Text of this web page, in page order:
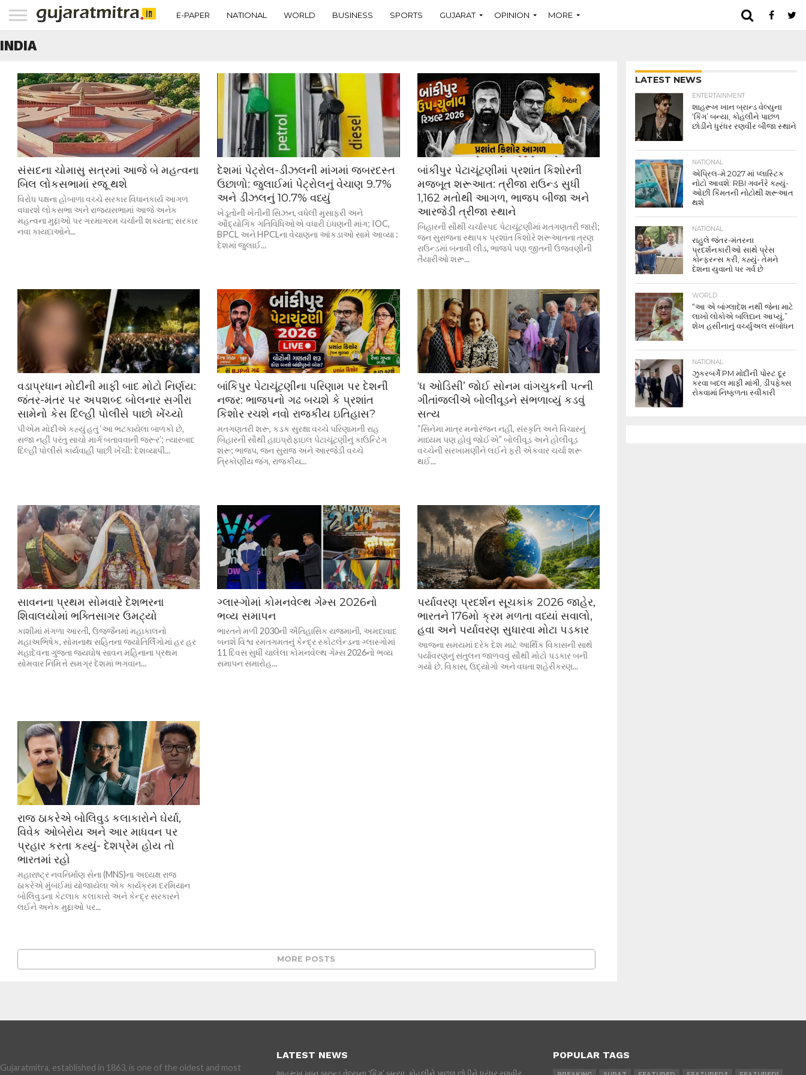
E-PAPER NATIONAL WORLD BUSINESS SPORTS GUJARAT OPINION MORE
INDIA
સંસદના ચોમાસુ સત્રમાં આજે બે મહત્વના
બિલ લોકસભામાં રજૂ થશે
વિરોધ પક્ષના હોબાળા વચ્ચે સરકાર વિધાનકાર્ય આગળ
વધારશે લોકસભા અને રાજ્યસભામાં આજે અનેક
મહત્વના મુદ્દાઓ પર ગરમાગરમ ચર્ચાની શક્યતા; સરકાર
નવા કાયદાઓને...
દેશમાં પેટ્રોલ-ડીઝલની માંગમાં જબરદસ્ત
ઉછાળો: જુલાઈમાં પેટ્રોલનું વેચાણ 9.7%
અને ડીઝલનું 10.7% વધ્યું
ખેડૂતોની ખેતીની સિઝન, વધેલી મુસાફરી અને
ઔદ્યોગિક ગતિવિધિઓએ વધારી ઇંધણની માંગ; IOC,
BPCL અને HPCLના વેચાણના આંકડાઓ સામે આવ્યા :
દેશમાં જુલાઈ...
બાંકીપુર પેટાચૂંટણીમાં પ્રશાંત કિશોરની
મજબૂત શરૂઆત: ત્રીજા રાઉન્ડ સુધી
1,162 મતોથી આગળ, ભાજપ બીજા અને
આરજેડી ત્રીજા સ્થાને
બિહારની સૌથી ચર્ચાસ્પદ પેટાચૂંટણીમાં મતગણતરી જારી;
જન સુરાજના સ્થાપક પ્રશાંત કિશોરે શરૂઆતના ત્રણ
રાઉન્ડમાં બનાવી લીડ, ભાજપે પણ જીતની ઉજવણીની
તૈયારીઓ શરૂ...
વડાપ્રધાન મોદીની માફી બાદ મોટો નિર્ણય:
જંતર-મંતર પર અપશબ્દ બોલનાર સગીરા
સામેનો કેસ દિલ્હી પોલીસે પાછો ખેંચ્યો
પીએમ મોદીએ કહ્યું હતું ‘આ ભટકાયેલા બાળકો છે,
સજા નહીં પરંતુ સાચો માર્ગ બતાવવાની જરૂર’; ત્યારબાદ
દિલ્હી પોલીસે કાર્યવાહી પાછી ખેંચી: દેશવ્યાપી...
બાંકિપુર પેટાચૂંટણીના પરિણામ પર દેશની
નજર: ભાજપનો ગઢ બચશે કે પ્રશાંત
કિશોર રચશે નવો રાજકીય ઇતિહાસ?
મતગણતરી શરૂ, કડક સુરક્ષા વચ્ચે પરિણામની રાહ
બિહારની સૌથી હાઇપ્રોફાઇલ પેટાચૂંટણીનું કાઉન્ટિંગ
શરૂ; ભાજપ, જન સુરાજ અને આરજેડી વચ્ચે
ત્રિકોણીય જંગ, રાજકીય...
‘ધ ઓડિસી’ જોઈ સોનમ વાંગચુકની પત્ની
ગીતાંજલીએ બોલીવૂડને સંભળાવ્યું કડવું
સત્ય
“સિનેમા માત્ર મનોરંજન નહીં, સંસ્કૃતિ અને વિચારનું
માધ્યમ પણ હોવું જોઈએ” બોલીવૂડ અને હોલીવૂડ
વચ્ચેની સરખામણીને લઈને ફરી એકવાર ચર્ચા શરૂ
થઈ...
સાવનના પ્રથમ સોમવારે દેશભરના
શિવાલયોમાં ભક્તિસાગર ઉમટ્યો
કાશીમાં મંગળા આરતી, ઉજ્જૈનમાં મહાકાલનો
મહાઅભિષેક, સોમનાથ સહિતના જ્યોતિર્લિંગોમાં હર હર
મહાદેવના ગુંજતા જયઘોષ સાવન મહિનાના પ્રથમ
સોમવાર નિમિત્તે સમગ્ર દેશમાં ભગવાન...
ગ્લાસ્ગોમાં કોમનવેલ્થ ગેમ્સ 2026નો
ભવ્ય સમાપન
ભારતને મળી 2030ની ઐતિહાસિક યજમાની, અમદાવાદ
બનશે વિશ્વ રમતગમતનું કેન્દ્ર સ્કોટલેન્ડના ગ્લાસ્ગોમાં
11 દિવસ સુધી ચાલેલા કોમનવેલ્થ ગેમ્સ 2026નો ભવ્ય
સમાપન સમારોહ...
પર્યાવરણ પ્રદર્શન સૂચકાંક 2026 જાહેર,
ભારતને 176મો ક્રમ મળતા વધ્યાં સવાલો,
હવા અને પર્યાવરણ સુધારવા મોટા પડકાર
આજના સમયમાં દરેક દેશ માટે આર્થિક વિકાસની સાથે
પર્યાવરણનું સંતુલન જાળવવું સૌથી મોટો પડકાર બની
ગયો છે. વિકાસ, ઉદ્યોગો અને વધતા શહેરીકરણ...
રાજ ઠાકરેએ બોલિવુડ કલાકારોને ઘેર્યા,
વિવેક ઓબેરોય અને આર માધવન પર
પ્રહાર કરતા કહ્યું- દેશપ્રેમ હોય તો
ભારતમાં રહો
મહારાષ્ટ્ર નવનિર્માણ સેના (MNS)ના અધ્યક્ષ રાજ
ઠાકરેએ મુંબઈમાં યોજાયેલા એક કાર્યક્રમ દરમિયાન
બોલિવુડના કેટલાક કલાકારો અને કેન્દ્ર સરકારને
લઈને અનેક મુદ્દાઓ પર...
MORE POSTS
LATEST NEWS
ENTERTAINMENT
શાહરૂખ ખાન બ્રાન્ડ વેલ્યુના
‘કિંગ’ બન્યા, કોહલીને પાછળ
છોડીને ધુરંધર રણવીર બીજા સ્થાને
NATIONAL
એપ્રિલ-મે 2027 માં પ્લાસ્ટિક
નોટો આવશે: RBI ગવર્નરે કહ્યું-
ઓછી કિંમતની નોટોથી શરૂઆત
થશે
NATIONAL
રાહુલે જંતર-મંતરના
પ્રદર્શનકારીઓ સાથે પ્રેસ
કોન્ફરન્સ કરી, કહ્યું- તેમને
દેશના યુવાનો પર ગર્વ છે
WORLD
“આ એ બાંગ્લાદેશ નથી જેના માટે
લાખો લોકોએ બલિદાન આપ્યું,”
શેખ હસીનાનું વર્ચ્યુઅલ સંબોધન
NATIONAL
ઝુકરબર્ગે PM મોદીની પોસ્ટ દૂર
કરવા બદલ માફી માંગી, ડીપફેક્સ
રોકવામાં નિષ્ફળતા સ્વીકારી
Gujaratmitra, established in 1863, is one of the oldest and most
LATEST NEWS POPULAR TAGS